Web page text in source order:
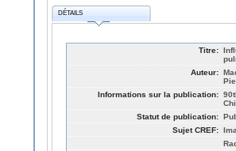
DÉTAILS
Titre:
Auteur:
Informations sur la publication:
Statut de publication:
Sujet CREF: